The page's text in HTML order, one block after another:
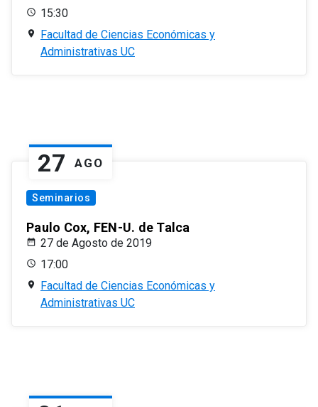
15:30
Facultad de Ciencias Económicas y
Administrativas UC
27 AGO
Seminarios
Paulo Cox, FEN-U. de Talca
27 de Agosto de 2019
17:00
Facultad de Ciencias Económicas y
Administrativas UC